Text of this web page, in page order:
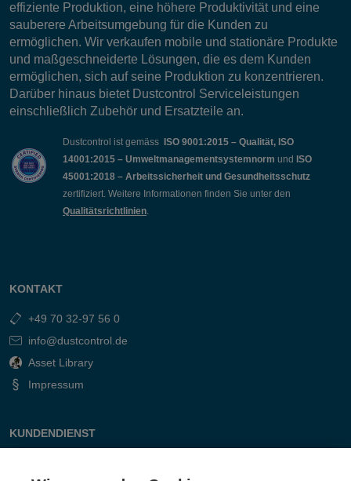
effiziente Produktion, eine höhere Produktivität und eine
sauberere Arbeitsumgebung für die Kunden zu
ermöglichen. Wir verkaufen mobile und stationäre Produkte
und maßgeschneiderte Lösungen, die es dem Kunden
ermöglichen, sich auf seine Produktion zu konzentrieren.
Darüber hinaus bietet Dustcontrol Serviceleistungen
einschließlich Zubehör und Ersatzteile an.
Dustcontrol ist gemäss
ISO 9001:2015 – Qualität, ISO
14001:2015 – Umweltmanagementsystemnorm und ISO
45001:2018 – Arbeitssicherheit und Gesundheitsschutz
zertifiziert. Weitere Informationen finden Sie unter den
Qualitätsrichtlinien.
KONTAKT
+49 70 32-97 56 0
info@dustcontrol.de
Asset Library
Impressum
KUNDENDIENST